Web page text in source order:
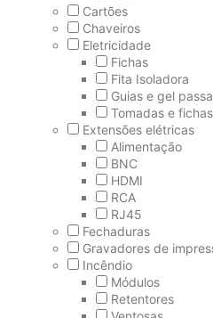
Cartões
Chaveiros
Eletricidade
Fichas
Fita Isoladora
Guias e gel
Tomadas e fichas
Extensões elétricas
Alimentação
BNC
HDMI
RCA
RJ45
Fechaduras
Gravadores de
Incêndio
Módulos
Retentores